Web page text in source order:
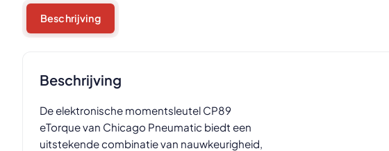
Beschrijving
Beschrijving
De elektronische momentsleutel CP89
eTorque van Chicago Pneumatic biedt een
uitstekende combinatie van nauwkeurigheid,